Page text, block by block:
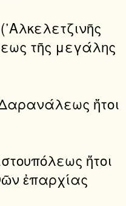
τῆς μεγάλης
ἤτοι
ἤτοι
ἐπαρχίας